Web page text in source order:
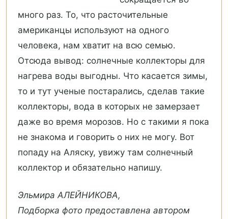
много раз. То, что расточительные
американцы используют на одного
человека, нам хватит на всю семью.
Отсюда вывод: солнечные коллекторы для
нагрева воды выгодны. Что касается зимы,
то и тут ученые постарались, сделав такие
коллекторы, вода в которых не замерзает
даже во время морозов. Но с такими я пока
не знакома и говорить о них не могу. Вот
попаду на Аляску, увижу там солнечный
коллектор и обязательно напишу.
Эльмира АЛЕЙНИКОВА,
Подборка фото предоставлена автором